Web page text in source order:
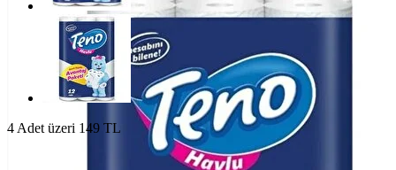
4 Adet üzeri 149 TL